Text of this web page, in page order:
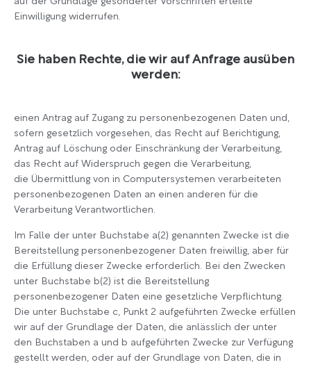
auf der Grundlage gesonderter Vorschriften erteilte
Einwilligung widerrufen.
Sie haben Rechte, die wir auf Anfrage ausüben
werden:
einen Antrag auf Zugang zu personenbezogenen Daten und,
sofern gesetzlich vorgesehen, das Recht auf Berichtigung,
Antrag auf Löschung oder Einschränkung der Verarbeitung,
das Recht auf Widerspruch gegen die Verarbeitung,
die Übermittlung von in Computersystemen verarbeiteten
personenbezogenen Daten an einen anderen für die
Verarbeitung Verantwortlichen.
Im Falle der unter Buchstabe a(2) genannten Zwecke ist die
Bereitstellung personenbezogener Daten freiwillig, aber für
die Erfüllung dieser Zwecke erforderlich. Bei den Zwecken
unter Buchstabe b(2) ist die Bereitstellung
personenbezogener Daten eine gesetzliche Verpflichtung.
Die unter Buchstabe c, Punkt 2 aufgeführten Zwecke erfüllen
wir auf der Grundlage der Daten, die anlässlich der unter
den Buchstaben a und b aufgeführten Zwecke zur Verfügung
gestellt werden, oder auf der Grundlage von Daten, die in